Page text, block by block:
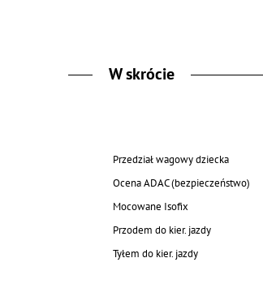
W skrócie
Przedział wagowy dziecka
Ocena ADAC (bezpieczeństwo)
Mocowane Isofix
Przodem do kier. jazdy
Tyłem do kier. jazdy